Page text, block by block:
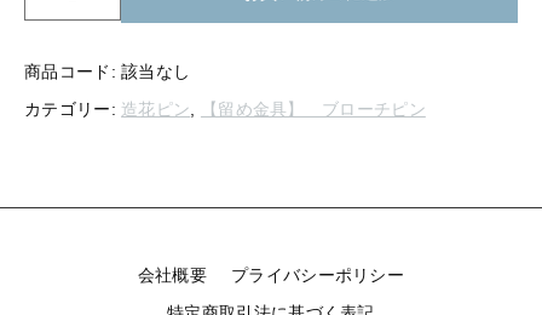
ロ
チ
商品コード:該当なし
カテゴリー: 造花ピン, 【留め金具】 ブローチピン
会社概要
プライバシーポリシー
【留め金具】 蝶タック
【留め金具】 タイタック
【留め金具】 スライダー
【留め金具】 スカーフ留め
【留め金具】 スティックピン
【留め金具】 マスク用クリップ